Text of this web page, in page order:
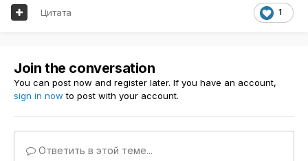
1
Цитата
Join the conversation
You can post now and register later. If you have an account,
sign in now to post with your account.
Ответить в этой теме...